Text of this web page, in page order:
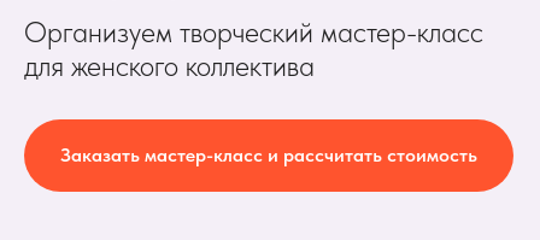
Организуем творческий мастер-класс
для женского коллектива
Заказать мастер-класс и рассчитать стоимость